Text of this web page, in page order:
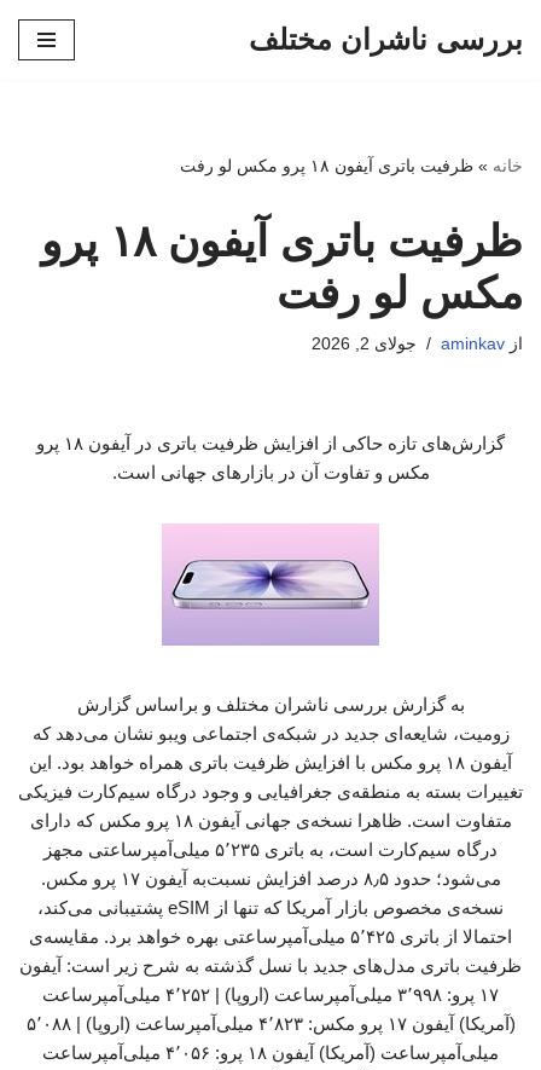
بررسی ناشران مختلف
خانه » ظرفیت باتری آیفون ۱۸ پرو مکس لو رفت
ظرفیت باتری آیفون ۱۸ پرو
مکس لو رفت
از aminkav جولای 2, 2026
گزارش‌های تازه حاکی از افزایش ظرفیت باتری در آیفون ۱۸ پرو
مکس و تفاوت آن در بازارهای جهانی است.
به گزارش بررسی ناشران مختلف و براساس گزارش
زومیت، شایعه‌ای جدید در شبکه‌ی اجتماعی ویبو نشان می‌دهد که
آیفون ۱۸ پرو مکس با افزایش ظرفیت باتری همراه خواهد بود. این
تغییرات بسته به منطقه‌ی جغرافیایی و وجود درگاه سیم‌کارت فیزیکی
متفاوت است. ظاهرا نسخه‌ی جهانی آیفون ۱۸ پرو مکس که دارای
درگاه سیم‌کارت است، به باتری ۵٬۲۳۵ میلی‌آمپرساعتی مجهز
می‌شود؛ حدود ۸٫۵ درصد افزایش نسبت‌به آیفون ۱۷ پرو مکس.
نسخه‌ی مخصوص بازار آمریکا که تنها از eSIM پشتیبانی می‌کند،
احتمالا از باتری ۵٬۴۲۵ میلی‌آمپرساعتی بهره خواهد برد. مقایسه‌ی
ظرفیت باتری مدل‌های جدید با نسل گذشته به شرح زیر است: آیفون
۱۷ پرو: ۳٬۹۹۸ میلی‌آمپرساعت (اروپا) | ۴٬۲۵۲ میلی‌آمپرساعت
(آمریکا) آیفون ۱۷ پرو مکس: ۴٬۸۲۳ میلی‌آمپرساعت (اروپا) | ۵٬۰۸۸
میلی‌آمپرساعت (آمریکا) آیفون ۱۸ پرو: ۴٬۰۵۶ میلی‌آمپرساعت